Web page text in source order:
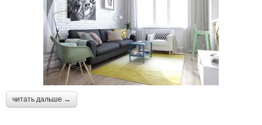
читать дальше →